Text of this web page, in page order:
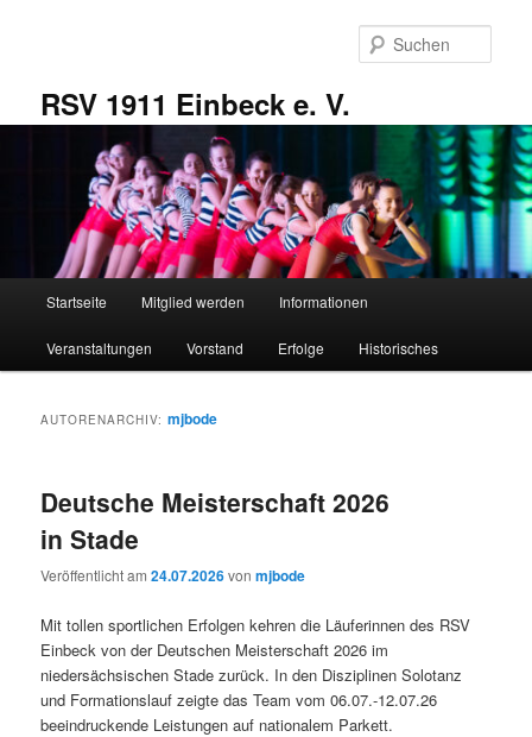
RSV 1911 Einbeck e. V.
Startseite Mitglied werden Informationen
Veranstaltungen Vorstand Erfolge Historisches
AUTORENARCHIV:mjbode
Deutsche Meisterschaft 2026
in Stade
Veröffentlicht am24.07.2026vonmjbode
Mit tollen sportlichen Erfolgen kehren die Läuferinnen des RSV
Einbeck von der Deutschen Meisterschaft 2026 im
niedersächsischen Stade zurück. In den Disziplinen Solotanz
und Formationslauf zeigte das Team vom 06.07.-12.07.26
beeindruckende Leistungen auf nationalem Parkett.